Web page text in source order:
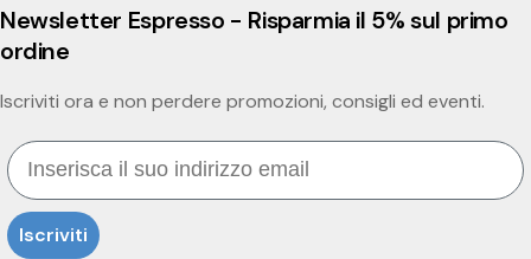
Newsletter Espresso - Risparmia il 5% sul primo
ordine
Iscriviti ora e non perdere promozioni, consigli ed eventi.
Email
Iscriviti